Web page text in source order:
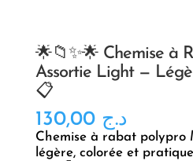
🌟📁✨🌟 Chemise à
Assortie Light —
📋
د.ج 130,00
Chemise à rabat polypro
légère, colorée et